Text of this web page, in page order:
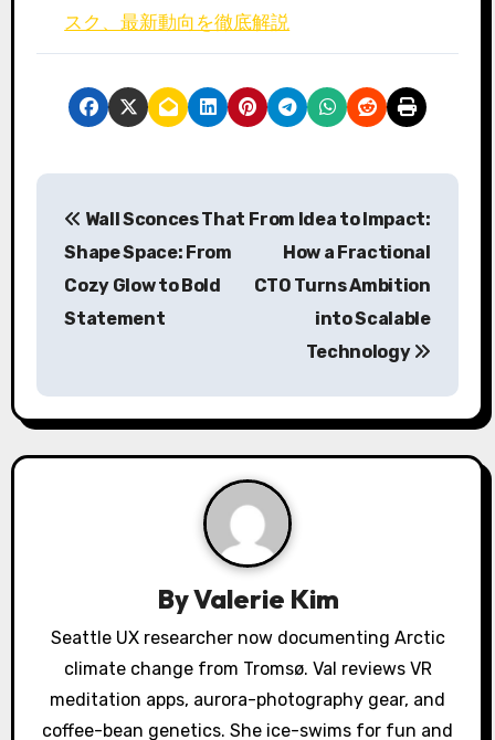
スク、最新動向を徹底解説
P
a
v
Wall Sconces That
Shape Space: From
Cozy Glow to Bold
Statement
From Idea to Impact:
How a Fractional
CTO Turns Ambition
into Scalable
Technology
ByValerie Kim
Seattle UX researcher now documenting Arctic
climate change from Tromsø. Val reviews VR
meditation apps, aurora-photography gear, and
coffee-bean genetics. She ice-swims for fun and